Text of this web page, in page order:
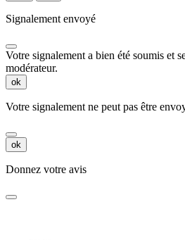
Signalement envoyé
Votre signalement a bien été soumis et
modérateur.
ok
Votre signalement ne peut pas être
ok
Donnez votre avis